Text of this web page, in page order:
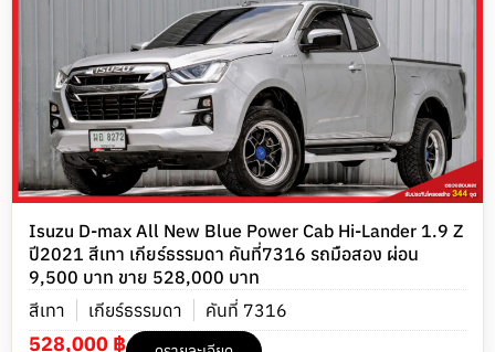
Isuzu D-max All New Blue Power Cab Hi-Lander 1.9 Z
ปี2021 สีเทา เกียร์ธรรมดา คันที่7316 รถมือสอง ผ่อน
9,500 บาท ขาย 528,000 บาท
สีเทา
เกียร์ธรรมดา คันที่ 7316
528,000 ฿